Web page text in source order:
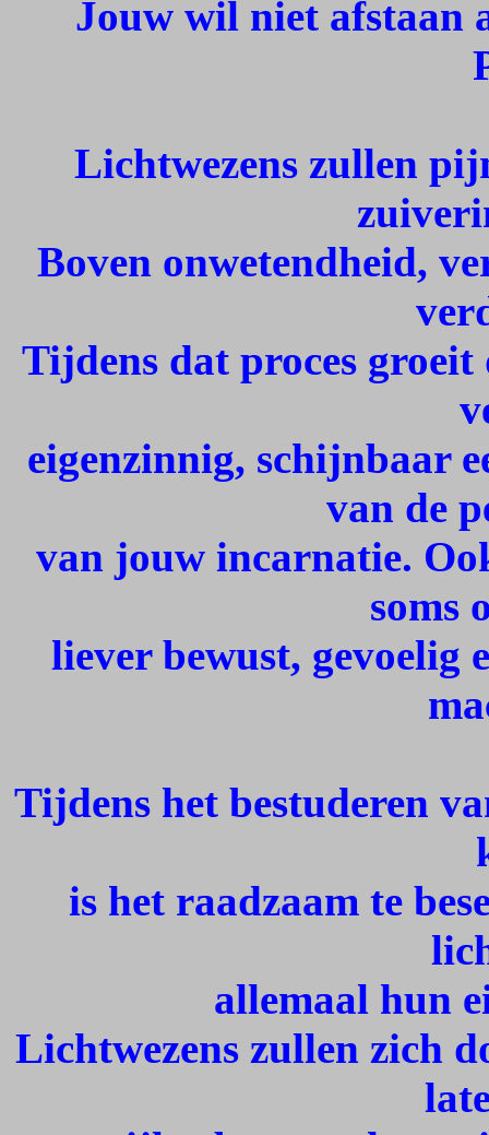
Jouw wil niet afstaan
Lichtwezens zullen
Boven onwetendheid,
Tijdens dat proces
eigenzinnig, schijnbaar
van de
van jouw incarnatie.
soms
liever bewust, gevoelig
Tijdens het bestuderen
is het raadzaam te
allemaal hun
Lichtwezens zullen zich